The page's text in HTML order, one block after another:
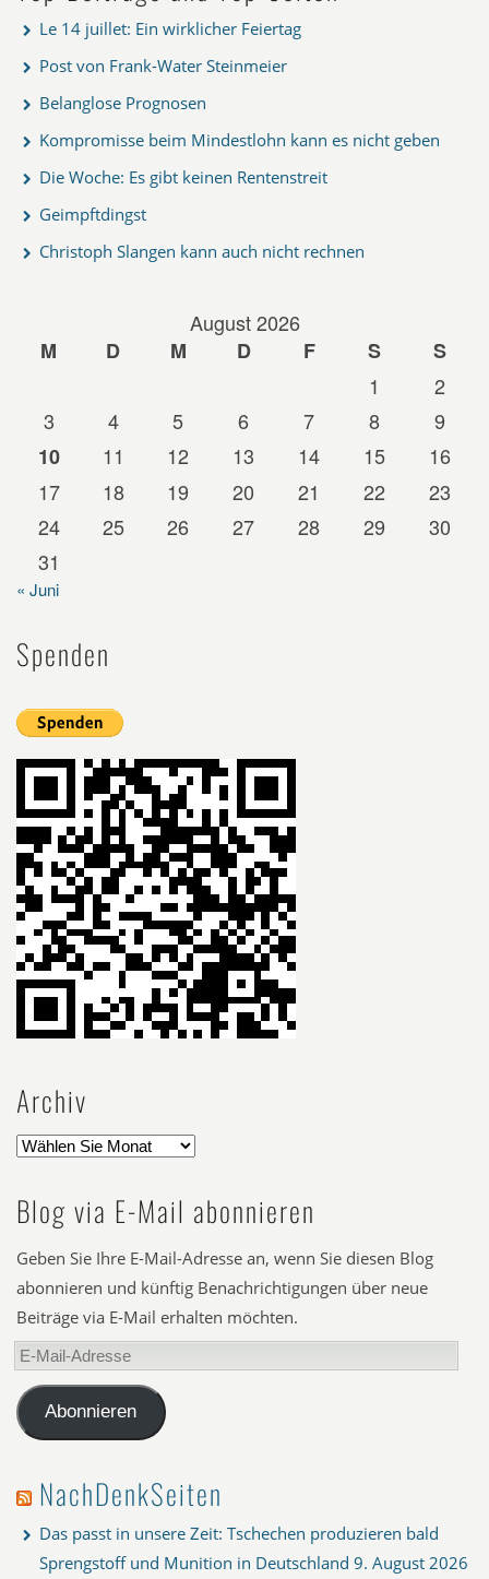
Le 14 juillet: Ein wirklicher Feiertag
Post von Frank-Water Steinmeier
Belanglose Prognosen
Kompromisse beim Mindestlohn kann es nicht geben
Die Woche: Es gibt keinen Rentenstreit
Geimpftdingst
Christoph Slangen kann auch nicht rechnen
August 2026
M
D M D F S
S
1
2
3
4 5 6 7 8
9
10
11 12 13 14 15
16
17
18 19 20 21 22
23
24
25 26 27 28 29
30
31
« Juni
Spenden
Archiv
Blog via E-Mail abonnieren
Geben Sie Ihre E-Mail-Adresse an, wenn Sie diesen Blog
abonnieren und künftig Benachrichtigungen über neue
Beiträge via E-Mail erhalten möchten.
E-
Mail-
AdresseAbonnieren
NachDenkSeiten
Das passt in unsere Zeit: Tschechen produzieren bald
Sprengstoff und Munition in Deutschland 9. August 2026